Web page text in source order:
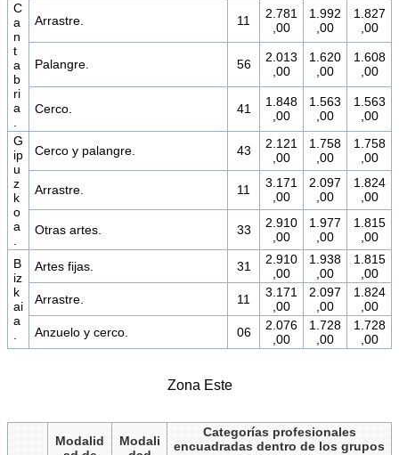
C
a
n
t
a
b
ri
a
.
Arrastre. 11
2.781
,00
1.992
,00
1.827
,00
Palangre. 56
2.013
,00
1.620
,00
1.608
,00
Cerco. 41
1.848
,00
1.563
,00
1.563
,00
G
ip
u
z
k
o
a
.
Cerco y palangre. 43
2.121
,00
1.758
,00
1.758
,00
Arrastre. 11
3.171
,00
2.097
,00
1.824
,00
Otras artes. 33
2.910
,00
1.977
,00
1.815
,00
B
iz
k
ai
a
.
Artes fijas. 31
2.910
,00
1.938
,00
1.815
,00
Arrastre.
11
3.171
,00
2.097
,00
1.824
,00
Anzuelo y cerco.
06
2.076
,00
1.728
,00
1.728
,00
Zona Este
Modalid
Modali
Categorías profesionales
encuadradas dentro de los grupos